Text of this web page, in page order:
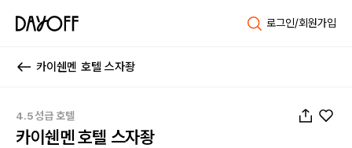
로그인/회원가입
카이쉔멘 호텔 스자좡
4.5성급 호텔
카이쉔멘 호텔 스자좡